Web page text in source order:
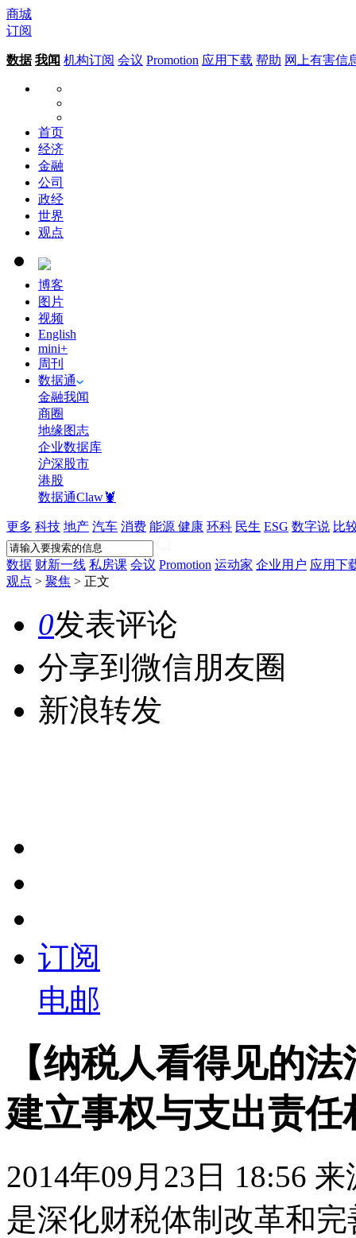
商城
订阅
数据 我闻 机构订阅 会议 Promotion 应用下载 帮助 网上有害信
首页
经济
金融
公司
政经
世界
观点
博客
图片
视频
English
mini+
周刊
数据通
金融我闻
商圈
地缘图志
企业数据库
沪深股市
港股
数据通Claw🦞
更多 科技 地产 汽车 消费 能源 健康 环科 民生 ESG 数字说 比
数据 财新一线 私房课 会议 Promotion 运动家 企业用户 应用下
观点 > 聚焦 > 正文
0发表评论
分享到微信朋友圈
新浪转发
订阅
电邮
【纳税人看得见的
建立事权与支出责
2014年09月23日 18:56
是深化财税体制改革和